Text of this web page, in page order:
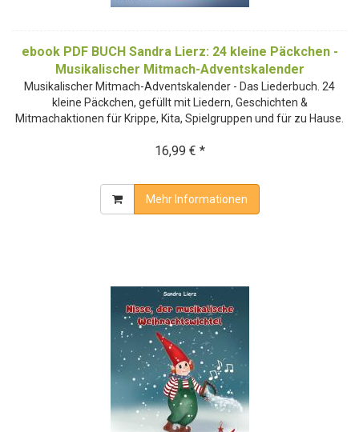
ebook PDF BUCH Sandra Lierz: 24 kleine Päckchen -
Musikalischer Mitmach-Adventskalender
Musikalischer Mitmach-Adventskalender - Das Liederbuch. 24
kleine Päckchen, gefüllt mit Liedern, Geschichten &
Mitmachaktionen für Krippe, Kita, Spielgruppen und für zu Hause.
16,99 € *
Mehr Informationen